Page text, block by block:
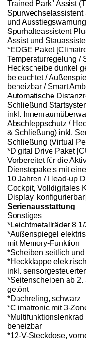
Trained Park" Assist
Spurwechselassistent
und
Spurhalteassistent
Assist und
*EDGE Paket
Temperaturregelung /
Heckscheibe dunkel
beleuchtet /
beheizbar / Smart
Automatische
Schließund
inkl.
Abschleppschutz /
& Schließung) inkl.
Schließung (Virtual
*Digital Drive Paket
Vorbereitet für die
Dienstepakets mit
10 Jahren / Head-up
Cockpit, Volldigitales
Display, konfigurierbar]
Serienausstattung
Sonstiges
*Leichtmetallräder 8
*Außenspiegel
mit Memory-Funktion
*Scheiben seitlich
*Heckklappe
inkl.
*Seitenscheiben ab 2.
getönt
*Dachreling, schwarz
*Climatronic mit 3-
beheizbar
*12-V-Steckdose,